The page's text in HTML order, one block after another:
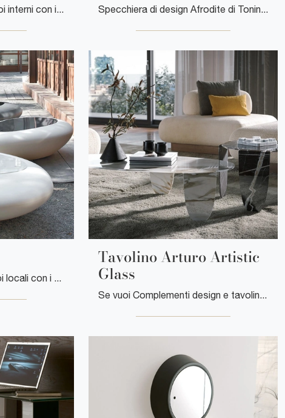
Desideri valorizzare i tuoi locali con i Complementi Tonin Casa? Ti presentiamo vari modelli di tavolini in plastica come Tavolino Kos.
Tavolino Arturo Artistic
Glass
Se vuoi Complementi design e tavolini in vetro ottieni informazioni sul modello Tavolino Arturo Artistic Glass della marca Tonin Casa.